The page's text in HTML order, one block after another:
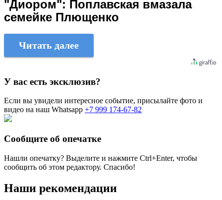
"Диором": Поплавская вмазала
семейке Плющенко
Читать далее
У вас есть эксклюзив?
Если вы увидели интересное событие, присылайте фото и
видео на наш Whatsapp +7 999 174-67-82
Сообщите об опечатке
Нашли опечатку? Выделите и нажмите Ctrl+Enter, чтобы
сообщить об этом редактору. Спасибо!
Наши рекомендации